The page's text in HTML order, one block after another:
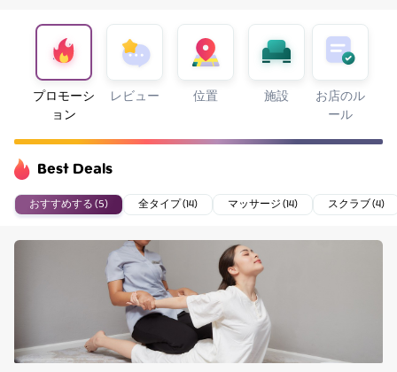
プロモーシ
ョン
レビュー 位置 施設 お店のル
ール
Best Deals
おすすめする (5) 全タイプ (14) マッサージ (14) スクラブ (4)